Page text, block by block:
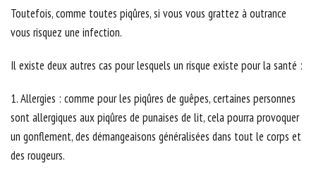
Toutefois, comme toutes piqûres, si vous vous grattez à outrance
vous risquez une infection.
Il existe deux autres cas pour lesquels un risque existe pour la santé :
1. Allergies : comme pour les piqûres de guêpes, certaines personnes
sont allergiques aux piqûres de punaises de lit, cela pourra provoquer
un gonflement, des démangeaisons généralisées dans tout le corps et
des rougeurs.